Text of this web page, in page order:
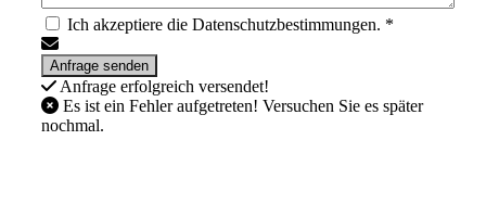
Ich akzeptiere die Datenschutzbestimmungen. *
Anfrage erfolgreich versendet!
Es ist ein Fehler aufgetreten! Versuchen Sie es später
nochmal.